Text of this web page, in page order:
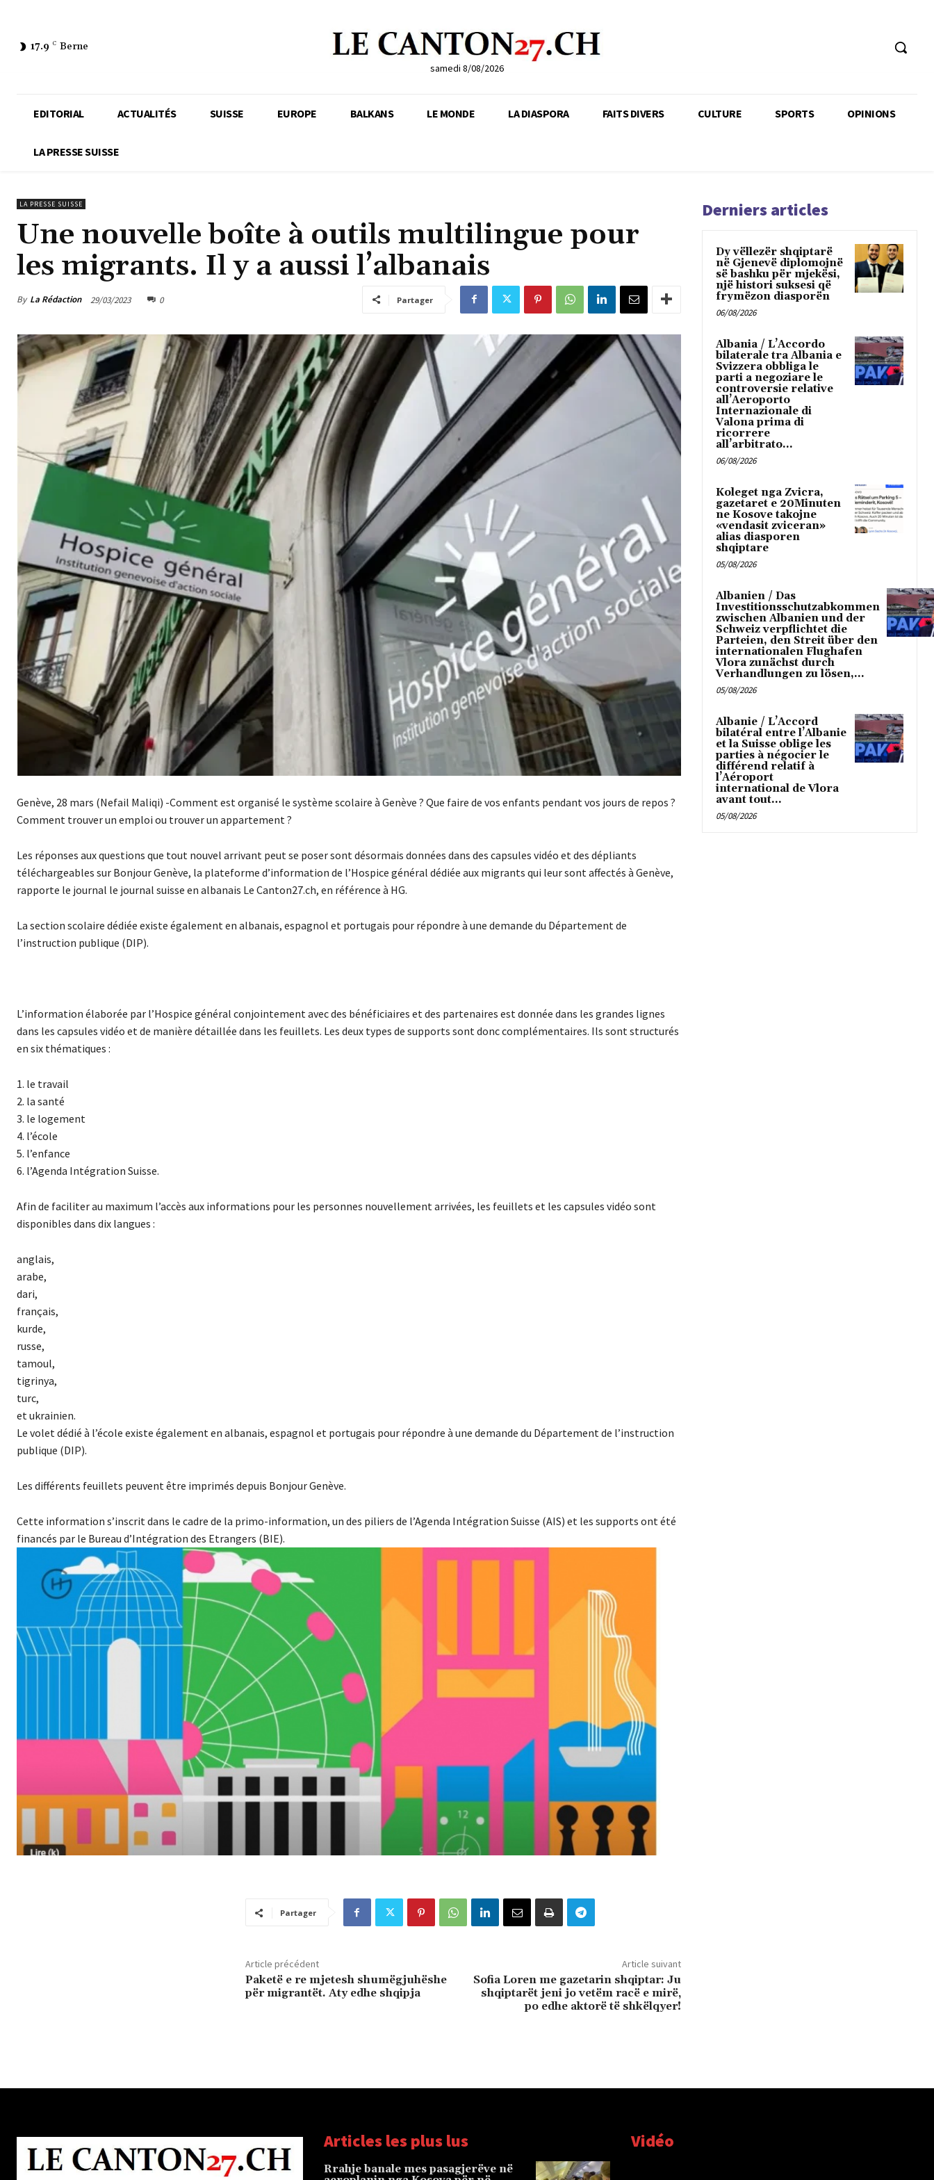
17.9 C Berne
samedi 8/08/2026
EDITORIAL ACTUALITÉS SUISSE EUROPE BALKANS LE MONDE LA DIASPORA FAITS DIVERS CULTURE SPORTS OPINIONS
LA PRESSE SUISSE
LA PRESSE SUISSE
Une nouvelle boîte à outils multilingue pour
les migrants. Il y a aussi l’albanais
By La Rédaction 29/03/2023 0 Partager
Genève, 28 mars (Nefail Maliqi) -Comment est organisé le système scolaire à Genève ? Que faire de vos enfants pendant vos jours de repos ?
Comment trouver un emploi ou trouver un appartement ?
Les réponses aux questions que tout nouvel arrivant peut se poser sont désormais données dans des capsules vidéo et des dépliants
téléchargeables sur Bonjour Genève, la plateforme d’information de l’Hospice général dédiée aux migrants qui leur sont affectés à Genève,
rapporte le journal le journal suisse en albanais Le Canton27.ch, en référence à HG.
La section scolaire dédiée existe également en albanais, espagnol et portugais pour répondre à une demande du Département de
l’instruction publique (DIP).
L’information élaborée par l’Hospice général conjointement avec des bénéficiaires et des partenaires est donnée dans les grandes lignes
dans les capsules vidéo et de manière détaillée dans les feuillets. Les deux types de supports sont donc complémentaires. Ils sont structurés
en six thématiques :
1. le travail
2. la santé
3. le logement
4. l’école
5. l’enfance
6. l’Agenda Intégration Suisse.
Afin de faciliter au maximum l’accès aux informations pour les personnes nouvellement arrivées, les feuillets et les capsules vidéo sont
disponibles dans dix langues :
anglais,
arabe,
dari,
français,
kurde,
russe,
tamoul,
tigrinya,
turc,
et ukrainien.
Le volet dédié à l’école existe également en albanais, espagnol et portugais pour répondre à une demande du Département de l’instruction
publique (DIP).
Les différents feuillets peuvent être imprimés depuis Bonjour Genève.
Cette information s’inscrit dans le cadre de la primo-information, un des piliers de l’Agenda Intégration Suisse (AIS) et les supports ont été
financés par le Bureau d’Intégration des Etrangers (BIE).
Partager
Article précédent
Paketë e re mjetesh shumëgjuhëshe
për migrantët. Aty edhe shqipja
Article suivant
Sofia Loren me gazetarin shqiptar: Ju
shqiptarët jeni jo vetëm racë e mirë,
po edhe aktorë të shkëlqyer!
Derniers articles
Dy vëllezër shqiptarë
në Gjenevë diplomojnë
së bashku për mjekësi,
një histori suksesi që
frymëzon diasporën
06/08/2026
Albania / L’Accordo
bilaterale tra Albania e
Svizzera obbliga le
parti a negoziare le
controversie relative
all’Aeroporto
Internazionale di
Valona prima di
ricorrere
all’arbitrato...
06/08/2026
Koleget nga Zvicra,
gazetaret e 20Minuten
ne Kosove takojne
«vendasit zviceran»
alias diasporen
shqiptare
05/08/2026
Albanien / Das
Investitionsschutzabkommen
zwischen Albanien und der
Schweiz verpflichtet die
Parteien, den Streit über den
internationalen Flughafen
Vlora zunächst durch
Verhandlungen zu lösen,...
05/08/2026
Albanie / L’Accord
bilatéral entre l’Albanie
et la Suisse oblige les
parties à négocier le
différend relatif à
l’Aéroport
international de Vlora
avant tout...
05/08/2026
Articles les plus lus
Rrahje banale mes pasagjerëve në
Vidéo